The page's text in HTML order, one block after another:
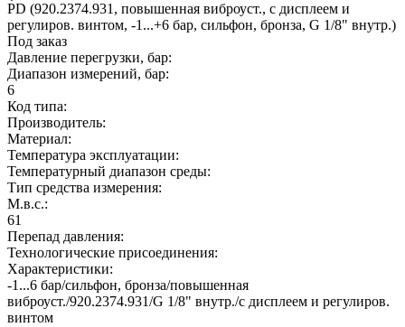
PD (920.2374.931, повышенная виброуст., c дисплеем и
регулиров. винтом, -1...+6 бар, сильфон, бронза, G 1/8" внутр.)
Под заказ
Давление перегрузки, бар:
Диапазон измерений, бар:
6
Код типа:
Производитель:
Материал:
Температура эксплуатации:
Температурный диапазон среды:
Тип средства измерения:
М.в.с.:
61
Перепад давления:
Технологические присоединения:
Характеристики:
-1...6 бар/сильфон, бронза/повышенная
виброуст./920.2374.931/G 1/8" внутр./c дисплеем и регулиров.
винтом